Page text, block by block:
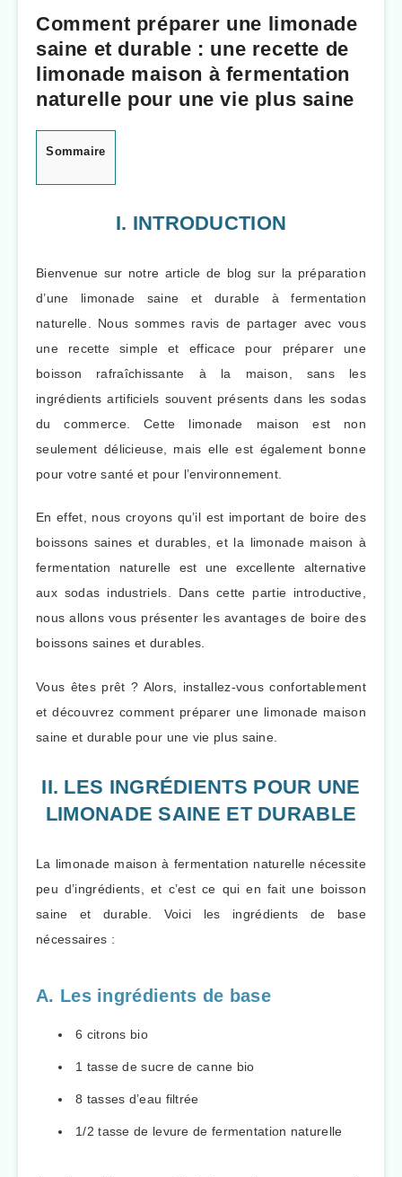
Comment préparer une limonade
saine et durable : une recette de
limonade maison à fermentation
naturelle pour une vie plus saine
Sommaire
I. INTRODUCTION
Bienvenue sur notre article de blog sur la préparation
d’une limonade saine et durable à fermentation
naturelle. Nous sommes ravis de partager avec vous
une recette simple et efficace pour préparer une
boisson rafraîchissante à la maison, sans les
ingrédients artificiels souvent présents dans les sodas
du commerce. Cette limonade maison est non
seulement délicieuse, mais elle est également bonne
pour votre santé et pour l’environnement.
En effet, nous croyons qu’il est important de boire des
boissons saines et durables, et la limonade maison à
fermentation naturelle est une excellente alternative
aux sodas industriels. Dans cette partie introductive,
nous allons vous présenter les avantages de boire des
boissons saines et durables.
Vous êtes prêt ? Alors, installez-vous confortablement
et découvrez comment préparer une limonade maison
saine et durable pour une vie plus saine.
II. LES INGRÉDIENTS POUR UNE
LIMONADE SAINE ET DURABLE
La limonade maison à fermentation naturelle nécessite
peu d’ingrédients, et c’est ce qui en fait une boisson
saine et durable. Voici les ingrédients de base
nécessaires :
A. Les ingrédients de base
6 citrons bio
1 tasse de sucre de canne bio
8 tasses d’eau filtrée
1/2 tasse de levure de fermentation naturelle